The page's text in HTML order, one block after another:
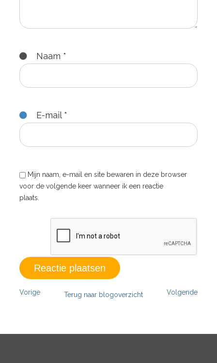
Naam *
E-mail *
Mijn naam, e-mail en site bewaren in deze browser
voor de volgende keer wanneer ik een reactie
plaats.
Vorige Terug naar blogoverzicht Volgende